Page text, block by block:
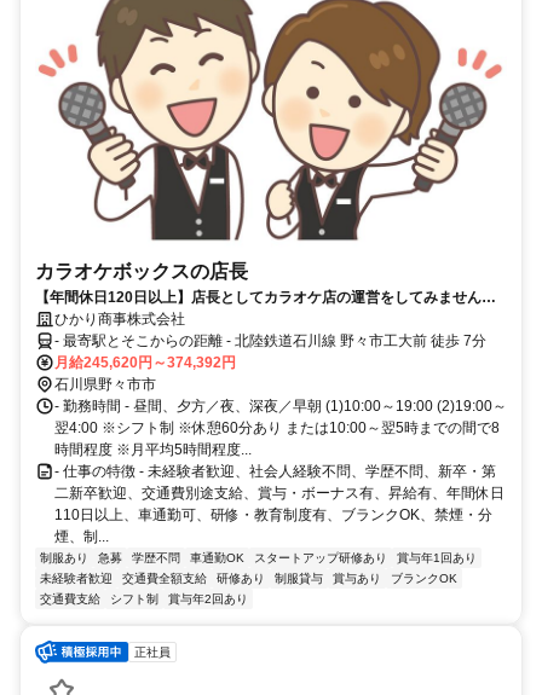
カラオケボックスの店長
【年間休日120日以上】店長としてカラオケ店の運営をしてみません
か？未経験・異業種からの転職者積極採用！
ひかり商事株式会社
- 最寄駅とそこからの距離 - 北陸鉄道石川線 野々市工大前 徒歩 7分
月給245,620円～374,392円
石川県野々市市
- 勤務時間 - 昼間、夕方／夜、深夜／早朝 (1)10:00～19:00 (2)19:00～
翌4:00 ※シフト制 ※休憩60分あり または10:00～翌5時までの間で8
時間程度 ※月平均5時間程度...
- 仕事の特徴 - 未経験者歓迎、社会人経験不問、学歴不問、新卒・第
二新卒歓迎、交通費別途支給、賞与・ボーナス有、昇給有、年間休日
110日以上、車通勤可、研修・教育制度有、ブランクOK、禁煙・分
煙、制...
制服あり 急募 学歴不問 車通勤OK スタートアップ研修あり
賞与年1回あり
未経験者歓迎
交通費全額支給 研修あり 制服貸与 賞与あり
ブランクOK
交通費支給
シフト制 賞与年2回あり
正社員